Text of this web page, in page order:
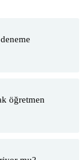
öğretmen